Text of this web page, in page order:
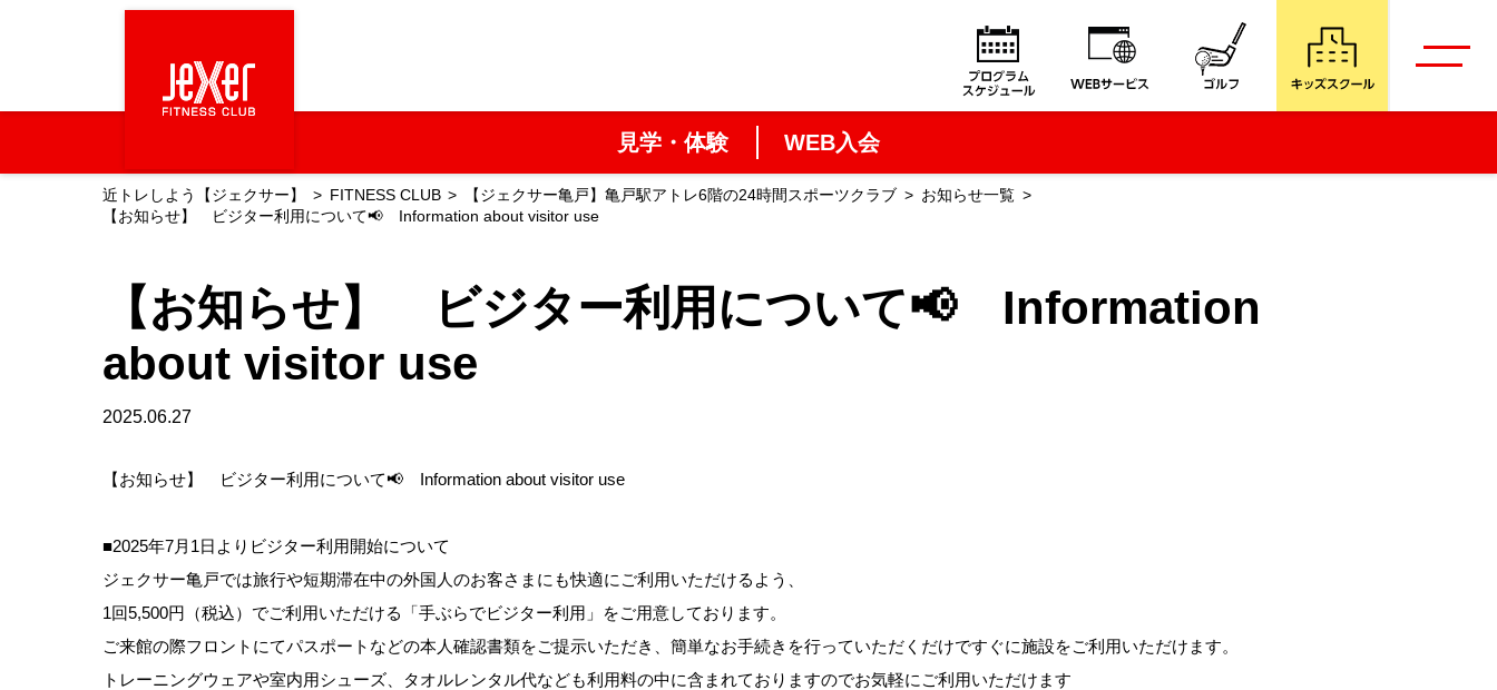
見学・体験 WEB入会
近トレしよう【ジェクサー】 FITNESS CLUB 【ジェクサー亀戸】亀戸駅アトレ6階の24時間スポーツクラブ
お知らせ一覧
【お知らせ】 ビジター利用について📢 Information about visitor use
【お知らせ】 ビジター利用について📢 Information
about visitor use
2025.06.27
【お知らせ】 ビジター利用について📢 Information about visitor use
■2025年7月1日よりビジター利用開始について
ジェクサー亀戸では旅行や短期滞在中の外国人のお客さまにも快適にご利用いただけるよう、
1回5,500円（税込）でご利用いただける「手ぶらでビジター利用」をご用意しております。
ご来館の際フロントにてパスポートなどの本人確認書類をご提示いただき、簡単なお手続きを行っていただくだけですぐに施設をご利用いただけます。
トレーニングウェアや室内用シューズ、タオルレンタル代なども利用料の中に含まれておりますのでお気軽にご利用いただけます